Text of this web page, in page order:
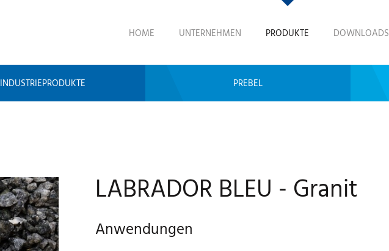
HOME UNTERNEHMEN PRODUKTE DOWNLOADS
INDUSTRIEPRODUKTE PREBEL
LABRADOR BLEU - Granit
Anwendungen